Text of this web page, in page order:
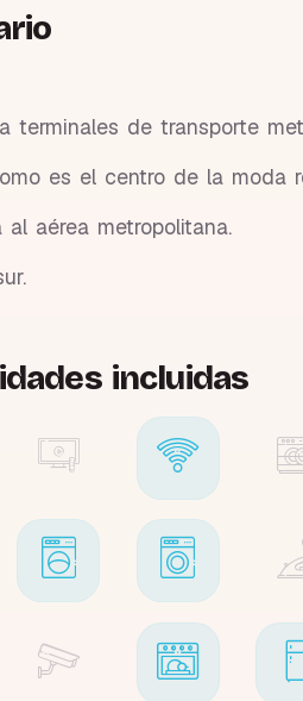
terminales de transporte
es el centro de la moda
al aérea metropolitana.
incluidas